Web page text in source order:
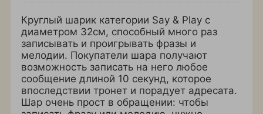
Круглый шарик категории Say & Play с
диаметром 32см, способный много раз
записывать и проигрывать фразы и
мелодии. Покупатели шара получают
возможность записать на него любое
сообщение длиной 10 секунд, которое
впоследствии тронет и порадует адресата.
Шар очень прост в обращении: чтобы